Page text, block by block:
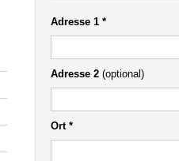
Adresse 1 *
Adresse 2 (optional)
Ort*